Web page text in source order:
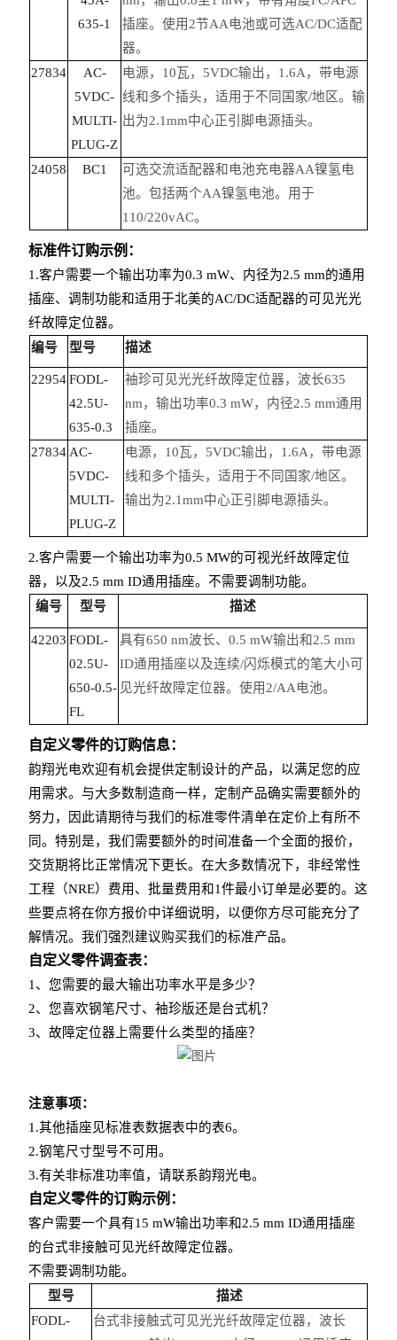
635-1
插座。使用2节AA电池或可选AC/DC适配
器。
27834
AC-
5VDC-
MULTI-
PLUG-Z
电源，10瓦，5VDC输出，1.6A，带电源
线和多个插头，适用于不同国家/地区。输
出为2.1mm中心正引脚电源插头。
24058 BC1
可选交流适配器和电池充电器AA镍氢电
池。包括两个AA镍氢电池。用于
110/220vAC。
标准件订购示例：
1.客户需要一个输出功率为0.3 mW、内径为2.5 mm的通用
插座、调制功能和适用于北美的AC/DC适配器的可见光光
纤故障定位器。
编号
型号 描述
22954FODL-
42.5U-
635-0.3
袖珍可见光光纤故障定位器，波长635
nm，输出功率0.3 mW，内径2.5 mm通用
插座。
27834AC-
5VDC-
MULTI-
PLUG-Z
电源，10瓦，5VDC输出，1.6A，带电源
线和多个插头，适用于不同国家/地区。
输出为2.1mm中心正引脚电源插头。
2.客户需要一个输出功率为0.5 MW的可视光纤故障定位
器，以及2.5 mm ID通用插座。不需要调制功能。
编号
型号 描述
42203 FODL-
02.5U-
650-0.5-
FL
具有650 nm波长、0.5 mW输出和2.5 mm
ID通用插座以及连续/闪烁模式的笔大小可
见光纤故障定位器。使用2/AA电池。
自定义零件的订购信息：
韵翔光电欢迎有机会提供定制设计的产品，以满足您的应
用需求。与大多数制造商一样，定制产品确实需要额外的
努力，因此请期待与我们的标准零件清单在定价上有所不
同。特别是，我们需要额外的时间准备一个全面的报价，
交货期将比正常情况下更长。在大多数情况下，非经常性
工程（NRE）费用、批量费用和1件最小订单是必要的。这
些要点将在你方报价中详细说明，以便你方尽可能充分了
解情况。我们强烈建议购买我们的标准产品。
自定义零件调查表：
1、您需要的最大输出功率水平是多少？
2、您喜欢钢笔尺寸、袖珍版还是台式机？
3、故障定位器上需要什么类型的插座？
注意事项：
1.其他插座见标准表数据表中的表6。
2.钢笔尺寸型号不可用。
3.有关非标准功率值，请联系韵翔光电。
自定义零件的订购示例：
客户需要一个具有15 mW输出功率和2.5 mm ID通用插座
的台式非接触可见光纤故障定位器。
不需要调制功能。
型号
描述
FODL-
台式非接触式可见光光纤故障定位器，波长